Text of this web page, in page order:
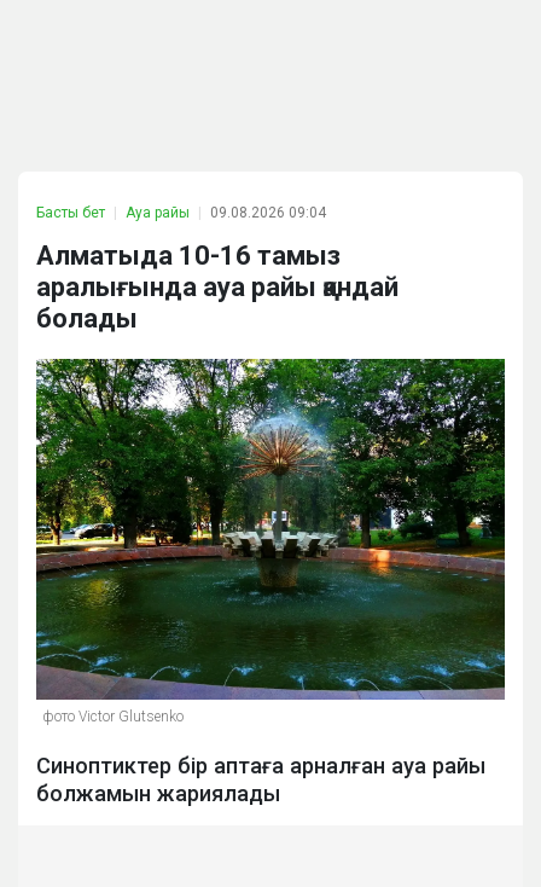
Басты бет Ауа райы 09.08.2026 09:04
Алматыда 10-16 тамыз
аралығында ауа райы қандай
болады
фото Victor Glutsenko
Синоптиктер бір аптаға арналған ауа райы
болжамын жариялады